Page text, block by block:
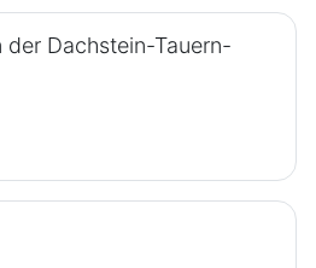
der Dachstein-Tauern-